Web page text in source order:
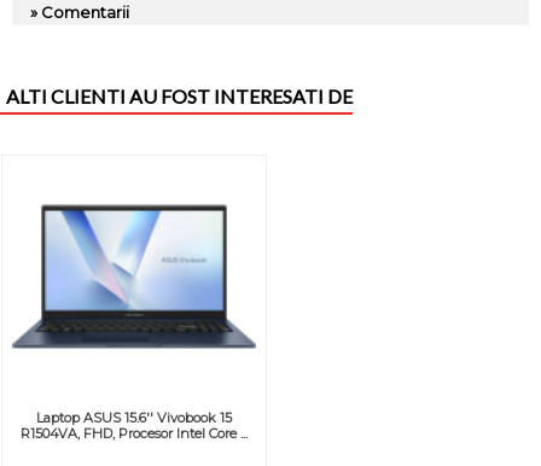
» Comentarii
ALTI CLIENTI AU FOST INTERESATI DE
Laptop ASUS 15.6'' Vivobook 15
R1504VA, FHD, Procesor Intel Core ...